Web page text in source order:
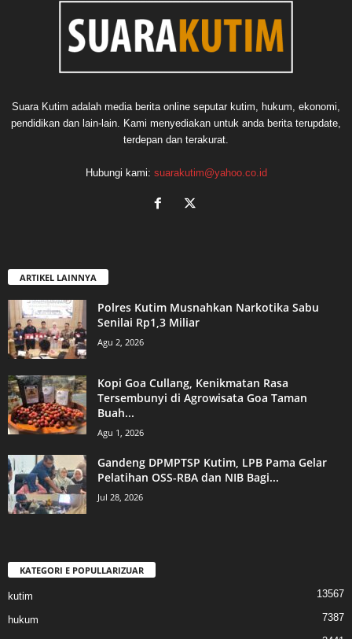
Suara Kutim adalah media berita online seputar kutim, hukum, ekonomi,
pendidikan dan lain-lain. Kami menyediakan untuk anda berita terupdate,
terdepan dan terakurat.
Hubungi kami: suarakutim@yahoo.co.id
ARTIKEL LAINNYA
Polres Kutim Musnahkan Narkotika Sabu
Senilai Rp1,3 Miliar
Agu 2, 2026
Kopi Goa Cullang, Kenikmatan Rasa
Tersembunyi di Agrowisata Goa Taman
Buah...
Agu 1, 2026
Gandeng DPMPTSP Kutim, LPB Pama Gelar
Pelatihan OSS-RBA dan NIB Bagi...
Jul 28, 2026
KATEGORI E POPULLARIZUAR
kutim 13567
hukum 7387